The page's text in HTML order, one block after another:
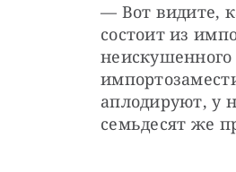
— Вот видите,
состоит из
аплодируют, у
семьдесят же